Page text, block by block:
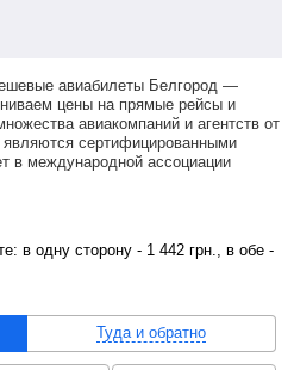
авиабилеты Белгород —
цены на прямые рейсы и
авиакомпаний и агентств от
являются сертифицированными
в международной ассоциации
в одну сторону - 1 442 грн ., в обе -
Туда и обратно